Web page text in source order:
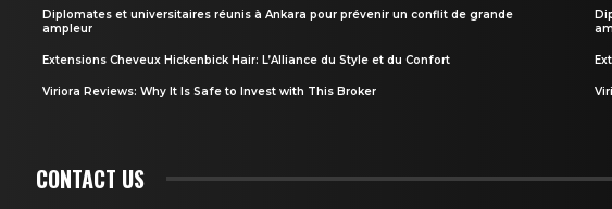
Diplomates et universitaires réunis à Ankara pour prévenir un conflit de grande
ampleur
Extensions Cheveux Hickenbick Hair: L’Alliance du Style et du Confort
Viriora Reviews: Why It Is Safe to Invest with This Broker
CONTACT US